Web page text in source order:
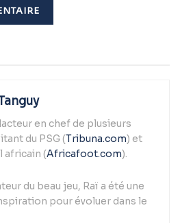
en chef de plusieurs
du PSG (Tribuna.com) et
africain (Africafoot.com).
du beau jeu, Raï a été une
pour évoluer dans le